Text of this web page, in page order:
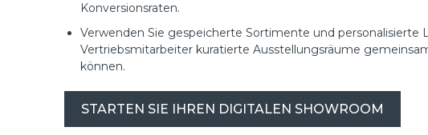
Konversionsraten.
Verwenden Sie gespeicherte Sortimente und personalisierte
Vertriebsmitarbeiter kuratierte Ausstellungsräume
können.
STARTEN SIE IHREN DIGITALEN SHOWROOM